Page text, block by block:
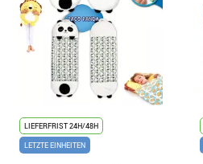
LIEFERFRIST 24H/48H
LETZTE EINHEITEN